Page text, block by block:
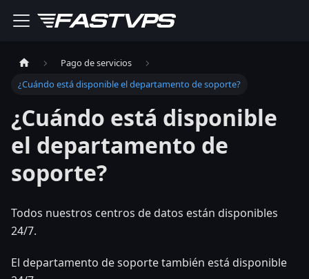
Pago de servicios
¿Cuándo está disponible el departamento de soporte?
¿Cuándo está disponible
el departamento de
soporte?
Todos nuestros centros de datos están disponibles
24/7.
El departamento de soporte también está disponible